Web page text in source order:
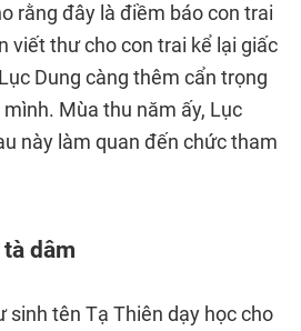
rằng đây là điềm báo con trai
viết thư cho con trai kể lại giấc
Dung càng thêm cẩn trọng
Mùa thu năm ấy, Lục
này làm quan đến chức tham
dâm
sinh tên Tạ Thiên dạy học cho